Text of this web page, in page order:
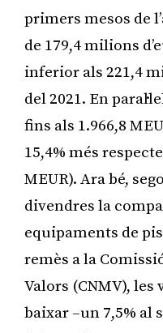
primers mesos de
de 179,4 milions
inferior als 221,4
del 2021. En
fins als 1.966,8
15,4% més
MEUR). Ara bé,
divendres la
equipaments de
remès a la
Valors (CNMV), les
baixar –un 7,5% al